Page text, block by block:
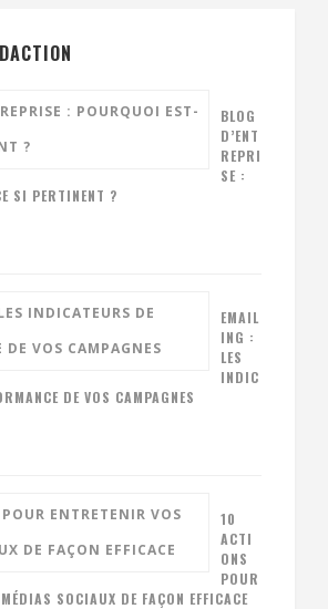
BLOG
D’ENT
REPRI
SE :
SI PERTINENT ?
EMAIL
ING :
LES
INDIC
DE VOS CAMPAGNES
10
ACTI
ONS
POUR
SOCIAUX DE FAÇON EFFICACE